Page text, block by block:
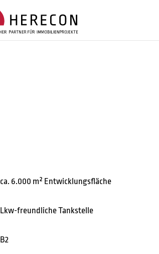
ca. 6.000 m² Entwicklungsfläche
Lkw-freundliche Tankstelle
B2